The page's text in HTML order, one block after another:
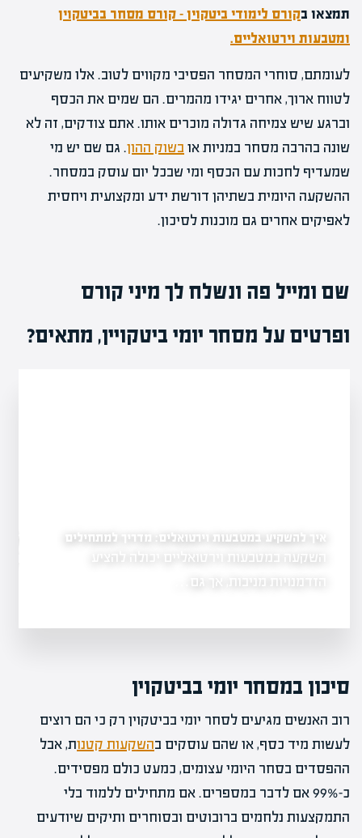
תמצאו בקורס לימודי ביטקוין – קורס מסחר בביטקוין
ומטבעות וירטואליים.
לעומתם, סוחרי המסחר הפסיבי מקווים לטוב. אלו משקיעים
לטווח ארוך, אחרים יגידו מהמרים. הם שמים את הכסף
וברגע שיש צמיחה גדולה מוכרים אותו. אתם צודקים, זה לא
שונה בהרבה מסחר במניות או בשוק ההון. גם שם יש מי
שמעדיף לחכות עם הכסף ומי שבכל יום עוסק במסחר.
ההשקעה היומית בשתיהן דורשת ידע ומקצועית ויחסית
לאפיקים אחרים גם מוכנות לסיכון.
שם ומייל פה ונשלח לך מיני קורס
ופרטים על מסחר יומי ביטקויין, מתאים?
מושגים
וביטקוין,
איך להשקיע במטבעות וירטואלים: מדריך למתחילים
השקעה במטבעות וירטואליים יכולה להציע
הזדמנויות מניבות, אך גם…
לימוד שוק ההון
סיכון במסחר יומי בביטקוין
רוב האנשים מגיעים לסחר יומי בביטקוין רק כי הם רוצים
לעשות מיד כסף, או שהם עוסקים בהשקעות קטנות, אבל
ההפסדים בסחר היומי עצומים, כמעט כולם מפסידים.
כ-99% אם לדבר במספרים. אם מתחילים ללמוד בלי
התמקצעות נלחמים ברובוטים ובסוחרים ותיקים שיודעים